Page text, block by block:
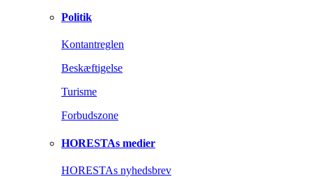
Politik
Kontantreglen
Beskæftigelse
Turisme
Forbudszone
HORESTAs medier
HORESTAs nyhedsbrev